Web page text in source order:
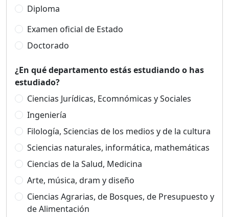
Diploma
Examen oficial de Estado
Doctorado
¿En qué departamento estás estudiando o has
estudiado?
Ciencias Jurídicas, Ecomnómicas y Sociales
Ingeniería
Filología, Sciencias de los medios y de la cultura
Sciencias naturales, informática, mathemáticas
Ciencias de la Salud, Medicina
Arte, música, dram y diseño
Ciencias Agrarias, de Bosques, de Presupuesto y
de Alimentación